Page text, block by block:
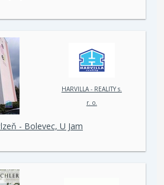
HARVILLA - REALITY s.
r. o.
- Bolevec, U Jam